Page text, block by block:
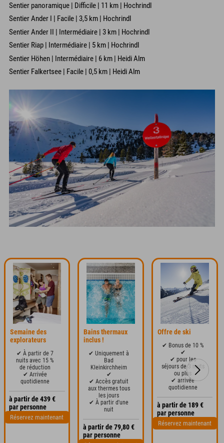
Sentier panoramique | Difficile | 11 km | Hochrindl
Sentier Ander I | Facile | 3,5 km | Hochrindl
Sentier Ander II | Intermédiaire | 3 km | Hochrindl
Sentier Riap | Intermédiaire | 5 km | Hochrindl
Sentier Höhen | Intermédiaire | 6 km | Heidi Alm
Sentier Falkertsee | Facile | 0,5 km | Heidi Alm
Semaine des
explorateurs
✔ À partir de 7
nuits avec 15 %
de réduction
✔ Arrivée
quotidienne
à partir de 439 €
par personne
Réservez maintenant
Bains thermaux
inclus !
✔ Uniquement à
Bad
Kleinkirchheim
✔
✔ Accès gratuit
aux thermes tous
les jours
✔ À partir d'une
nuit
à partir de 79,80 €
par personne
Offre de ski
✔ Bonus de 10 %
✔
✔ pour les
séjours de 3 nuits
ou plus
✔ arrivée
quotidienne
à partir de 189 €
par personne
Réservez maintenant